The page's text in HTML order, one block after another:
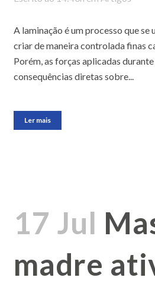
A laminação é um processo que se
criar de maneira controlada finas
Porém, as forças aplicadas
consequências diretas sobre...
Ler mais
17 Jul
madre